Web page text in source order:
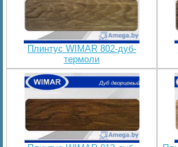
Плинтус WIMAR 802-дуб-
термоли